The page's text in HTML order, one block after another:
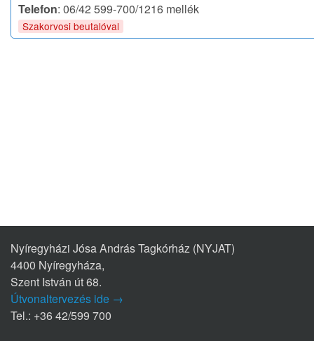
Telefon: 06/42 599-700/1216 mellék
Szakorvosi beutalóval
Nyíregyházi Jósa András Tagkórház (NYJAT)
4400 Nyíregyháza,
Szent István út 68.
Útvonaltervezés ide →
Tel.: +36 42/599 700